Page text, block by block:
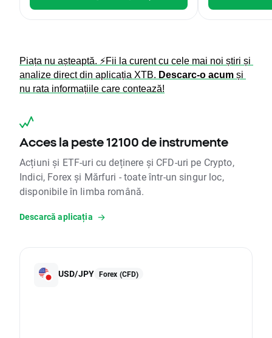
Piața nu așteaptă. ⚡Fii la curent cu cele mai noi știri și
analize direct din aplicația XTB. Descarc-o acum și
nu rata informațiile care contează!
Acces la peste 12100 de instrumente
Acțiuni și ETF-uri cu deținere și CFD-uri pe Crypto,
Indici, Forex și Mărfuri - toate într-un singur loc,
disponibile în limba română.
Descarcă aplicația
USD/JPY Forex (CFD)